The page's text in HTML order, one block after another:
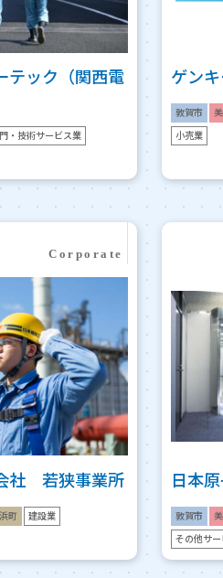
テック（関西電
・技術サービス業
ゲン
敦賀市
小売業
社 若狭事業所
町 建設業
日本
敦賀市
その他サ